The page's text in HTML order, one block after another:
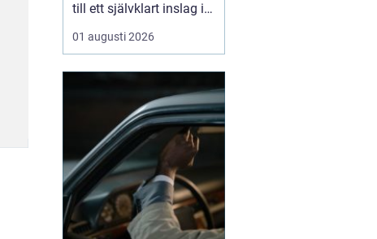
till ett självklart inslag i
många städer och
samhällen.
elassistans gör det
enklare att välja cykeln i
01 augusti 2026